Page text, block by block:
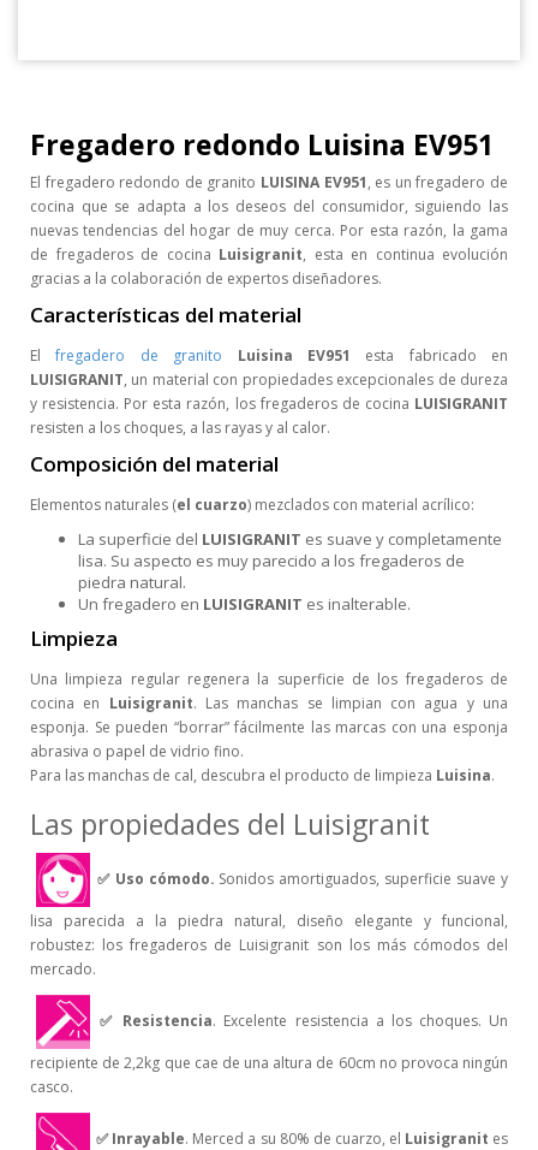
Fregadero redondo Luisina EV951
El fregadero redondo de granito LUISINA EV951, es un fregadero de
cocina que se adapta a los deseos del consumidor, siguiendo las
nuevas tendencias del hogar de muy cerca. Por esta razón, la gama
de fregaderos de cocina Luisigranit, esta en continua evolución
gracias a la colaboración de expertos diseñadores.
Características del material
Elfregadero de granito Luisina EV951 esta fabricado en
LUISIGRANIT, un material con propiedades excepcionales de dureza
y resistencia. Por esta razón, los fregaderos de cocina LUISIGRANIT
resisten a los choques, a las rayas y al calor.
Composición del material
Elementos naturales (el cuarzo) mezclados con material acrílico:
La superficie del LUISIGRANIT es suave y completamente
lisa. Su aspecto es muy parecido a los fregaderos de
piedra natural.
Un fregadero en LUISIGRANIT es inalterable.
Limpieza
Una limpieza regular regenera la superficie de los fregaderos de
cocina en Luisigranit. Las manchas se limpian con agua y una
esponja. Se pueden “borrar” fácilmente las marcas con una esponja
abrasiva o papel de vidrio fino.
Para las manchas de cal, descubra el producto de limpieza Luisina.
Las propiedades del Luisigranit
✅Uso cómodo. Sonidos amortiguados, superficie suave y
lisa parecida a la piedra natural, diseño elegante y funcional,
robustez: los fregaderos de Luisigranit son los más cómodos del
mercado.
✅ Resistencia. Excelente resistencia a los choques. Un
recipiente de 2,2kg que cae de una altura de 60cm no provoca ningún
casco.
✅Inrayable. Merced a su 80% de cuarzo, el Luisigranit es